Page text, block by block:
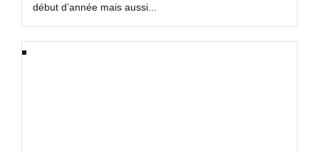
début d’année mais aussi...